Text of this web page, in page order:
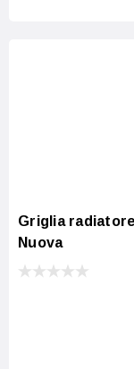
Griglia
Nuova